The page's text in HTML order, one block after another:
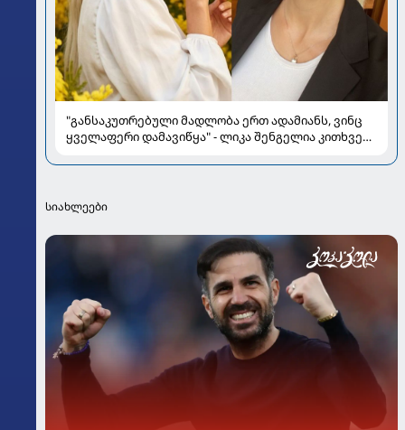
"განსაკუთრებული მადლობა ერთ ადამიანს, ვინც
ყველაფერი დამავიწყა" - ლიკა შენგელია კითხვებს
სიახლეები